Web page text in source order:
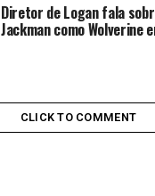
Diretor de Logan fala
Jackman como Wolverine
CLICK TO COMMENT